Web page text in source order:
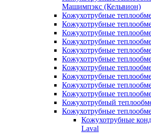
Машимпэкс (Кельвион)
Кожухотрубные
Кожухотрубные
Кожухотрубные
Кожухотрубные
Кожухотрубные
Кожухотрубные
Кожухотрубные
Кожухотрубные
Кожухотрубные
Кожухотрубные
Кожухотрубный
Кожухотрубные
Кожухотрубные
Laval